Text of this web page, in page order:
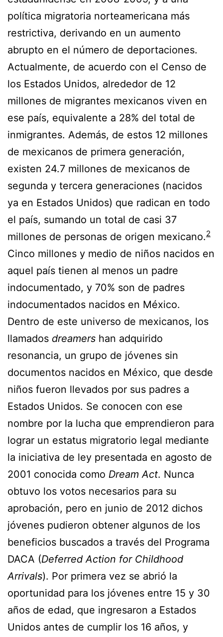
política migratoria norteamericana más
restrictiva, derivando en un aumento
abrupto en el número de deportaciones.
Actualmente, de acuerdo con el Censo de
los Estados Unidos, alrededor de 12
millones de migrantes mexicanos viven en
ese país, equivalente a 28% del total de
inmigrantes. Además, de estos 12 millones
de mexicanos de primera generación,
existen 24.7 millones de mexicanos de
segunda y tercera generaciones (nacidos
ya en Estados Unidos) que radican en todo
el país, sumando un total de casi 37
millones de personas de origen mexicano.2
Cinco millones y medio de niños nacidos en
aquel país tienen al menos un padre
indocumentado, y 70% son de padres
indocumentados nacidos en México.
Dentro de este universo de mexicanos, los
llamados dreamers han adquirido
resonancia, un grupo de jóvenes sin
documentos nacidos en México, que desde
niños fueron llevados por sus padres a
Estados Unidos. Se conocen con ese
nombre por la lucha que emprendieron para
lograr un estatus migratorio legal mediante
la iniciativa de ley presentada en agosto de
2001 conocida como Dream Act. Nunca
obtuvo los votos necesarios para su
aprobación, pero en junio de 2012 dichos
jóvenes pudieron obtener algunos de los
beneficios buscados a través del Programa
DACA (Deferred Action for Childhood
Arrivals). Por primera vez se abrió la
oportunidad para los jóvenes entre 15 y 30
años de edad, que ingresaron a Estados
Unidos antes de cumplir los 16 años, y